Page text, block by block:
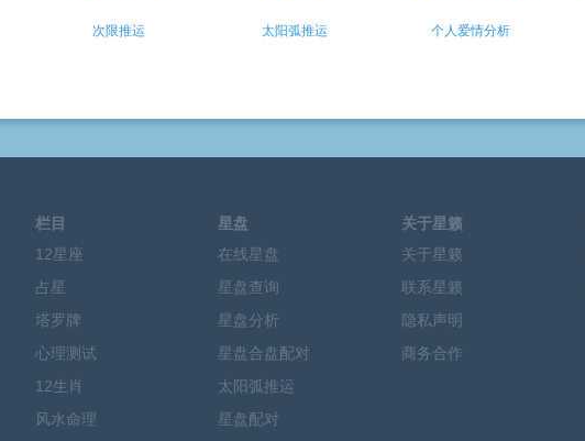
次限推运 太阳弧推运 个人爱情分析
栏目
12星座
占星
塔罗牌
心理测试
12生肖
风水命理
星盘
在线星盘
星盘查询
星盘分析
星盘合盘配对
太阳弧推运
星盘配对
关于星籁
关于星籁
联系星籁
隐私声明
商务合作